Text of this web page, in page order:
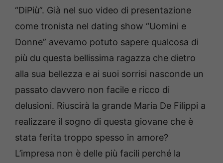
“DiPiù”. Già nel suo video di presentazione
come tronista nel dating show “Uomini e
Donne” avevamo potuto sapere qualcosa di
più du questa bellissima ragazza che dietro
alla sua bellezza e ai suoi sorrisi nasconde un
passato davvero non facile e ricco di
delusioni. Riuscirà la grande Maria De Filippi a
realizzare il sogno di questa giovane che è
stata ferita troppo spesso in amore?
L’impresa non è delle più facili perché la